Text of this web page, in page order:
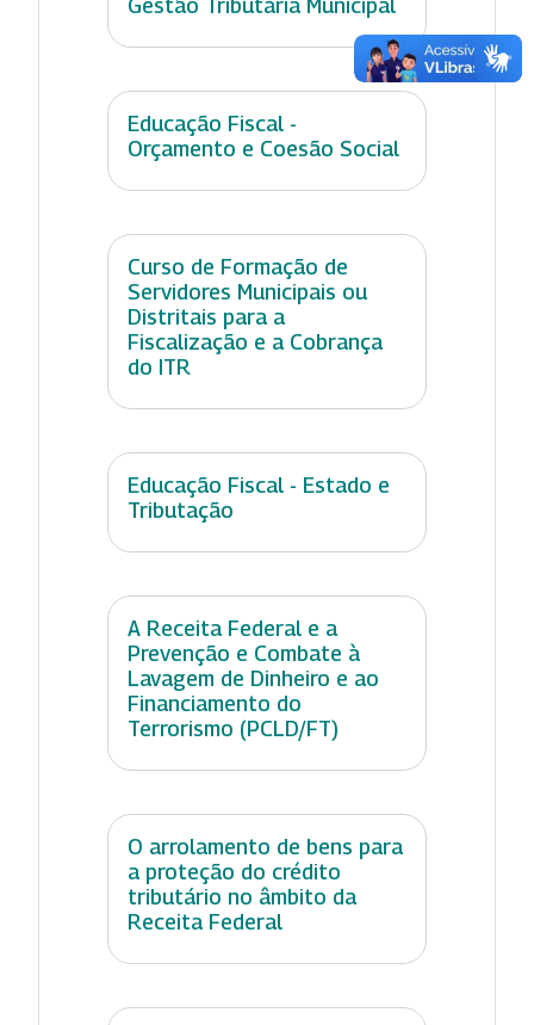
Gestão Tributária Municipal
Educação Fiscal -
Orçamento e Coesão Social
Curso de Formação de
Servidores Municipais ou
Distritais para a
Fiscalização e a Cobrança
do ITR
Educação Fiscal - Estado e
Tributação
A Receita Federal e a
Prevenção e Combate à
Lavagem de Dinheiro e ao
Financiamento do
Terrorismo (PCLD/FT)
O arrolamento de bens para
a proteção do crédito
tributário no âmbito da
Receita Federal